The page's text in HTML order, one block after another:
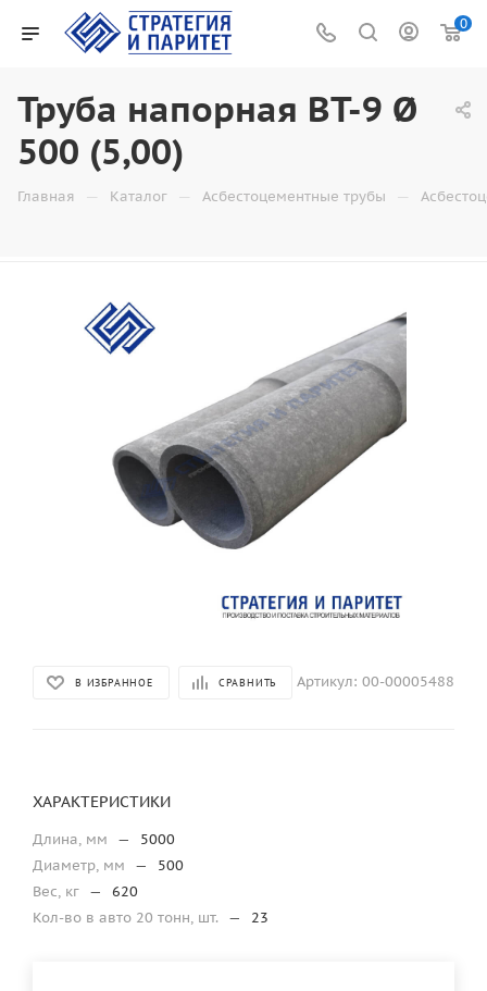
0
Труба напорная ВТ-9 Ø
500 (5,00)
Главная — Каталог — Асбестоцементные трубы —
В ИЗБРАННОЕ СРАВНИТЬ Артикул: 00-00005488
ХАРАКТЕРИСТИКИ
Длина, мм —
5000
Диаметр, мм
—
500
Вес, кг —
620
Кол-во в авто 20 тонн, шт.
— 23